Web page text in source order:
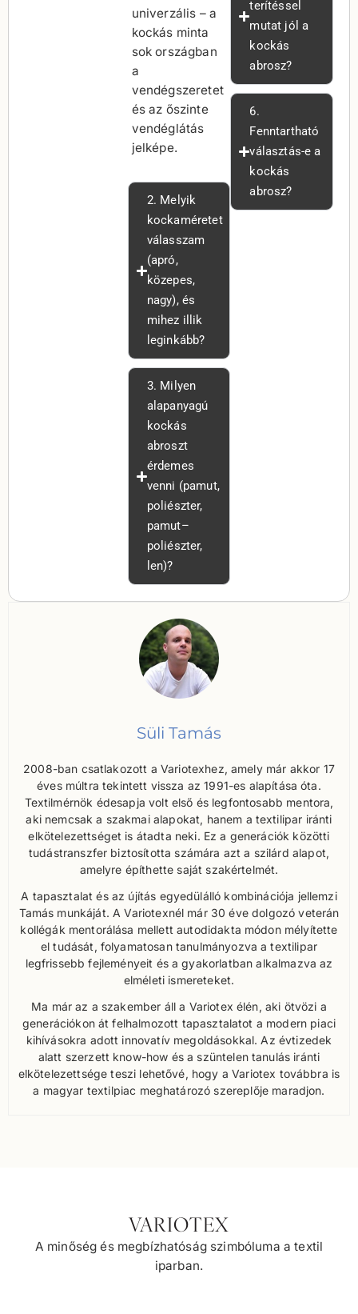
univerzális – a
kockás minta
sok országban
a
vendégszeretet
és az őszinte
vendéglátás
jelképe.
2. Melyik
kockaméretet
válasszam
(apró,
közepes,
nagy), és
mihez illik
leginkább?
3. Milyen
alapanyagú
kockás
abroszt
érdemes
venni (pamut,
poliészter,
pamut–
poliészter,
len)?
terítéssel
mutat jól a
kockás
abrosz?
6.
Fenntartható
választás-e a
kockás
abrosz?
Süli Tamás
2008-ban csatlakozott a Variotexhez, amely már akkor 17
éves múltra tekintett vissza az 1991-es alapítása óta.
Textilmérnök édesapja volt első és legfontosabb mentora,
aki nemcsak a szakmai alapokat, hanem a textilipar iránti
elkötelezettséget is átadta neki. Ez a generációk közötti
tudástranszfer biztosította számára azt a szilárd alapot,
amelyre építhette saját szakértelmét.
A tapasztalat és az újítás egyedülálló kombinációja jellemzi
Tamás munkáját. A Variotexnél már 30 éve dolgozó veterán
kollégák mentorálása mellett autodidakta módon mélyítette
el tudását, folyamatosan tanulmányozva a textilipar
legfrissebb fejleményeit és a gyakorlatban alkalmazva az
elméleti ismereteket.
Ma már az a szakember áll a Variotex élén, aki ötvözi a
generációkon át felhalmozott tapasztalatot a modern piaci
kihívásokra adott innovatív megoldásokkal. Az évtizedek
alatt szerzett know-how és a szüntelen tanulás iránti
elkötelezettsége teszi lehetővé, hogy a Variotex továbbra is
a magyar textilpiac meghatározó szereplője maradjon.
VARIOTEX
A minőség és megbízhatóság szimbóluma a textil
iparban.